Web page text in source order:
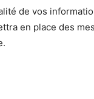
de vos
en place des